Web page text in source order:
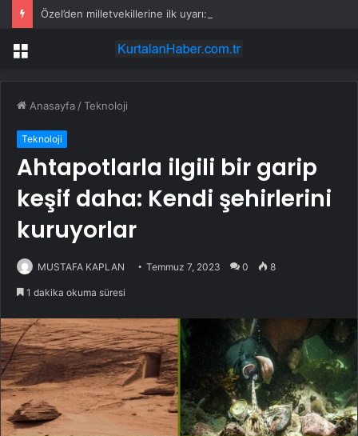
Menü
Anasayfa /Teknoloji
Teknoloji
Ahtapotlarla ilgili bir garip
keşif daha: Kendi şehirlerini
kuruyorlar
MUSTAFA KAPLAN Temmuz 7, 2023 0 8
1 dakika okuma süresi